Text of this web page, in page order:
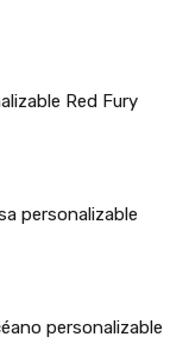
Red Fury
personalizable
personalizable